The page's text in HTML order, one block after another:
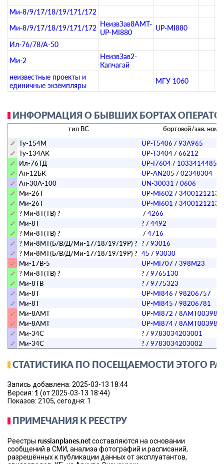
Ми-8/9/17/18/19/171/172
Ми-8/9/17/18/19/171/172 НеизвЗав8АМТ-
UP-MI880
UP-MI880
Ил-76/78/А-50
Ми-2
НеизвЗав2-
Капчагай
неизвестные проекты и
единичные экземпляры
МГУ 1060
ИНФОРМАЦИЯ О БЫВШИХ БОРТАХ
тип ВС
бортовой/зав.
Ту-154М
UP-T5406 /93A965
Ту-134АК
UP-T3404 /66212
Ил-76ТД
UP-I7604 / 1033414485
Ан-12БК
UP-AN205 /02348304
Ан-30А-100
UN-30031 /0606
Ми-26Т
UP-MI602 /34001212133
Ми-26Т
UP-MI601 /34001212137
? Ми-8Т(ТВ) ?
/4266
Ми-8Т
? /4492
? Ми-8Т(ТВ) ?
/4716
? Ми-8МТ(Б/В/Д/Ми-17/18/19/19Р) ? ? /93016
? Ми-8МТ(Б/В/Д/Ми-17/18/19/19Р) ? 45 /93030
Ми-17В-5
UP-MI707 /398M23
? Ми-8Т(ТВ) ?
? /9765130
Ми-8ТВ
? /9775323
Ми-8Т
UP-MI846 /98206757
Ми-8Т
UP-MI845 /98206781
Ми-8АМТ
UP-MI872 /
Ми-8АМТ
UP-MI874 /
Ми-34С
? /9783034203001
Ми-34С
? /9783034203002
СТАТИСТИКА ПО ПОСЕЩАЕМОСТИ ЭТОГО
Запись добавлена: 2025-03-13 18:44
Версия: 1 (от 2025-03-13 18:44)
Показов: 2105, сегодня: 1
ПРИМЕЧАНИЯ К РЕЕСТРУ
Реестры russianplanes.netсоставляются на основании
сообщений в СМИ, анализа фотографий и расписаний,
разрешённых к публикации данных от эксплуатантов,